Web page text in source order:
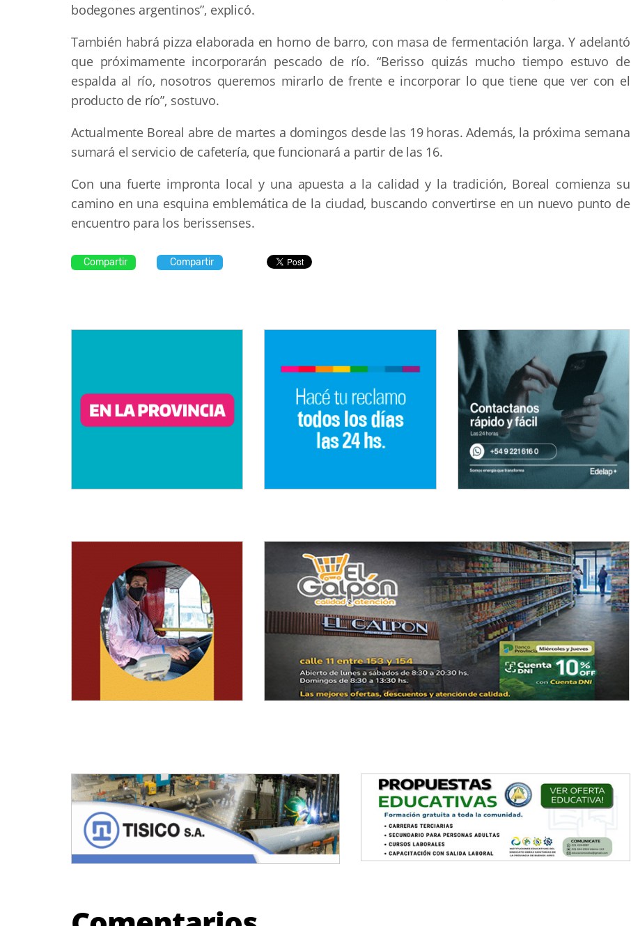
bodegones argentinos”, explicó.
También habrá pizza elaborada en horno de barro, con masa de fermentación larga. Y adelantó
que próximamente incorporarán pescado de río. “Berisso quizás mucho tiempo estuvo de
espalda al río, nosotros queremos mirarlo de frente e incorporar lo que tiene que ver con el
producto de río”, sostuvo.
Actualmente Boreal abre de martes a domingos desde las 19 horas. Además, la próxima semana
sumará el servicio de cafetería, que funcionará a partir de las 16.
Con una fuerte impronta local y una apuesta a la calidad y la tradición, Boreal comienza su
camino en una esquina emblemática de la ciudad, buscando convertirse en un nuevo punto de
encuentro para los berissenses.
Compartir Compartir